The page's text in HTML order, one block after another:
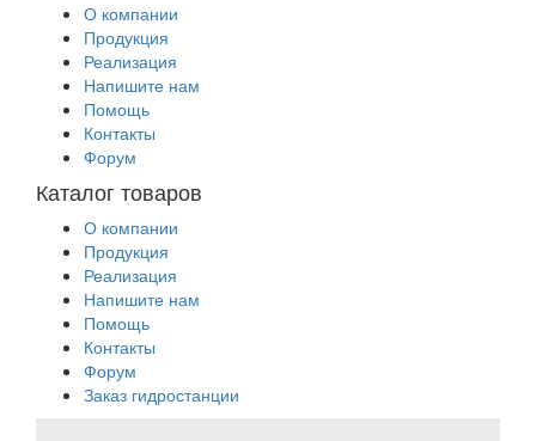
О компании
Продукция
Реализация
Напишите нам
Помощь
Контакты
Форум
Каталог товаров
О компании
Продукция
Реализация
Напишите нам
Помощь
Контакты
Форум
Заказ гидростанции